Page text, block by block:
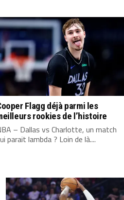
Flagg déjà parmi les
rookies de l’histoire
– Dallas vs Charlotte, un match
parait lambda ? Loin de là....